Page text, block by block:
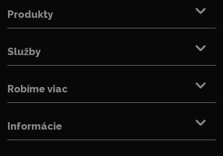
Produkty
Služby
Robíme viac
Informácie